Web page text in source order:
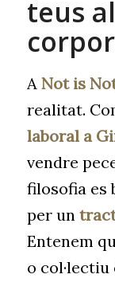
teus
A Not is
realitat.
laboral a
vendre
filosofia es
per un
Entenem
o col·lectiu